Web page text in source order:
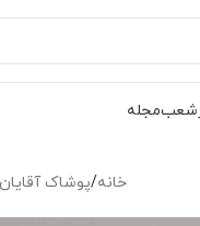
شعبمجله
خانه/پوشاک